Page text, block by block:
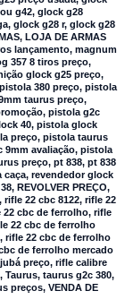
g42, glock g28
, glock g28 r, glock g28
, LOJA DE ARMAS
lançamento, magnum
357 8 tiros preço,
glock g25 preço,
pistola 380 preço, pistola
taurus preço,
, pistola g2c
40, pistola glock
preço, pistola taurus
9mm avaliação, pistola
preço, pt 838, pt 838
caça, revendedor glock
, REVOLVER PREÇO,
, rifle 22 cbc 8122, rifle 22
22 cbc de ferrolho, rifle
22 cbc de ferrolho
, rifle 22 cbc de ferrolho
de ferrolho mercado
preço, rifle calibre
, Taurus, taurus g2c 380,
preços, VENDA DE